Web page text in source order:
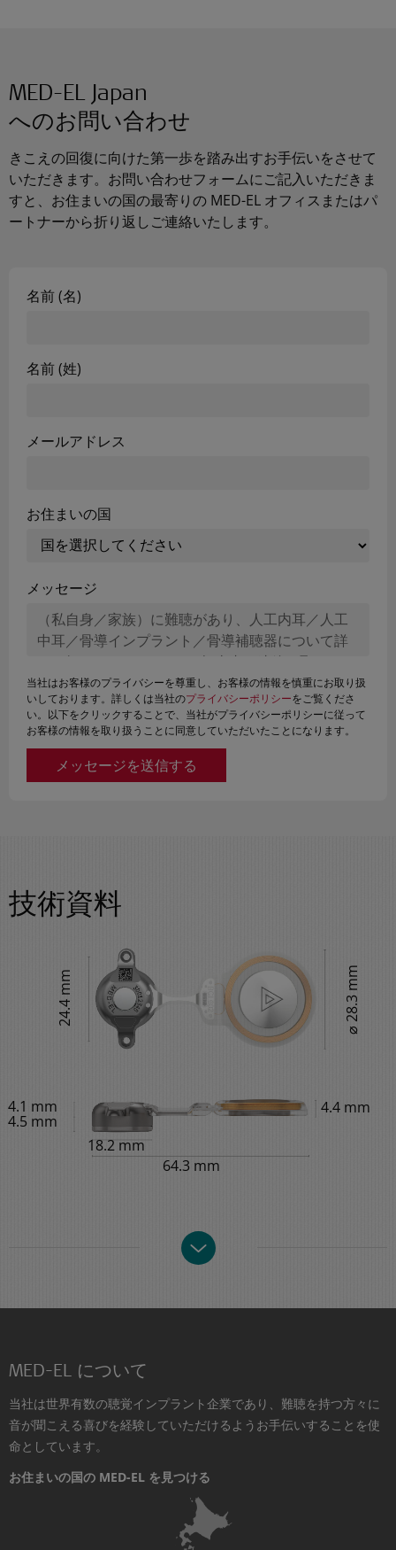
MED-EL Japan
へのお問い合わせ
きこえの回復に向けた第一歩を踏み出すお手伝いをさせて
いただきます。お問い合わせフォームにご記入いただきま
すと、お住まいの国の最寄りの MED-EL オフィスまたはパ
ートナーから折り返しご連絡いたします。
名前 (名)
名前 (姓)
メールアドレス
お住まいの国
メッセージ
当社はお客様のプライバシーを尊重し、お客様の情報を慎重にお取り扱
いしております。詳しくは当社のプライバシーポリシーをご覧くださ
い。以下をクリックすることで、当社がプライバシーポリシーに従って
お客様の情報を取り扱うことに同意していただいたことになります。
メッセージを送信する
技術資料
24.4 mm ⌀ 28.3 mm
4.1 mm
4.5 mm
4.4 mm
64.3 mm
18.2 mm
MED-EL について
当社は世界有数の聴覚インプラント企業であり、難聴を持つ方々に
音が聞こえる喜びを経験していただけるようお手伝いすることを使
命としています。
お住まいの国の MED-EL を見つける